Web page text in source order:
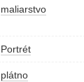
maliarstvo
Portrét
plátno